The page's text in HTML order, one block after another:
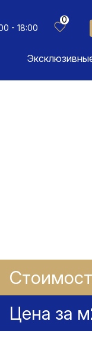
- 18:00
0
Цена за